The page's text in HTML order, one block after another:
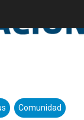
Comunidad